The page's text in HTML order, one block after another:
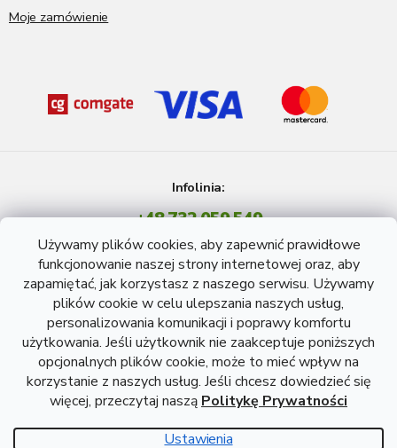
Używamy plików cookies, aby zapewnić prawidłowe
funkcjonowanie naszej strony internetowej oraz, aby
zapamiętać, jak korzystasz z naszego serwisu. Używamy
plików cookie w celu ulepszania naszych usług,
personalizowania komunikacji i poprawy komfortu
użytkowania. Jeśli użytkownik nie zaakceptuje poniższych
opcjonalnych plików cookie, może to mieć wpływ na
korzystanie z naszych usług. Jeśli chcesz dowiedzieć się
więcej, przeczytaj naszą Politykę Prywatności
Ustawienia
Moje zamówienie
Infolinia:
+48 732 059 549
Pon - Pt: 8 - 15 godź.
info@atreon.pl
Opracował Shoptet